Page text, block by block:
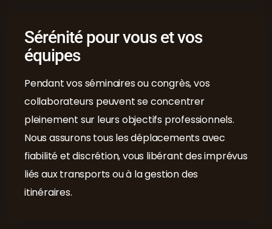
Sérénité pour vous et vos
équipes
Pendant vos séminaires ou congrès, vos
collaborateurs peuvent se concentrer
pleinement sur leurs objectifs professionnels.
Nous assurons tous les déplacements avec
fiabilité et discrétion, vous libérant des imprévus
liés aux transports ou à la gestion des
itinéraires.